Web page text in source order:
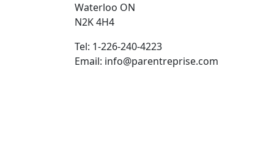
Waterloo ON
N2K 4H4
Tel: 1-226-240-4223
Email: info@parentreprise.com